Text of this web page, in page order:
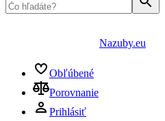
Nazuby.eu
Obľúbené
Porovnanie
Prihlásiť